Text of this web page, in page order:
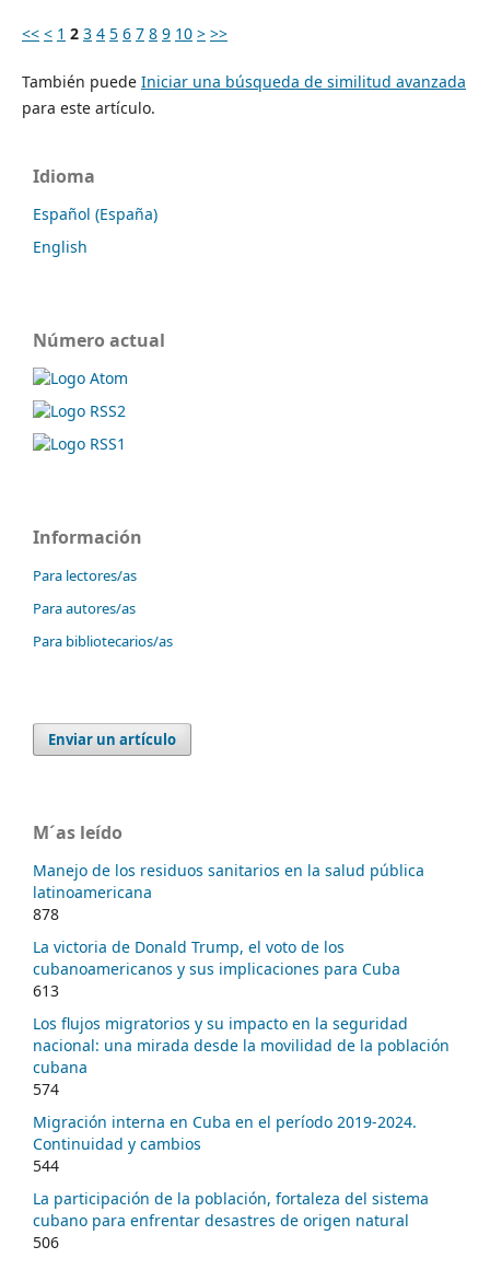
<< < 1 2 3 4 5 6 7 8 9 10 > >>
También puede Iniciar una búsqueda de similitud avanzada
para este artículo.
Idioma
Español (España)
English
Número actual
Información
Para lectores/as
Para autores/as
Para bibliotecarios/as
Enviar un artículo
M´as leído
Manejo de los residuos sanitarios en la salud pública
latinoamericana
878
La victoria de Donald Trump, el voto de los
cubanoamericanos y sus implicaciones para Cuba
613
Los flujos migratorios y su impacto en la seguridad
nacional: una mirada desde la movilidad de la población
cubana
574
Migración interna en Cuba en el período 2019-2024.
Continuidad y cambios
544
La participación de la población, fortaleza del sistema
cubano para enfrentar desastres de origen natural
506